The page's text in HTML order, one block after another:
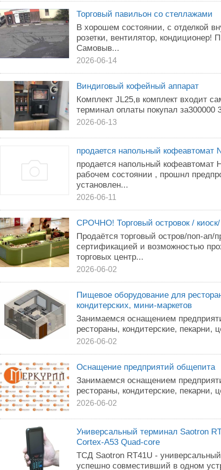
Торговый павильон со стеллажами
В хорошем состоянии, с отделкой
розетки, вентилятор, кондиционер!
Самовыв...
2026-06-14
Виндиговый кофейный аппарат
Комплект JL25,в комплект входит
терминал оплаты покупал за300000
2026-06-13
продается напольный кофеавтомат
продается напольный кофеавтомат
рабочем состоянии , прошнл
установлен...
2026-06-11
СРОЧНО! Торговый островок /
Продаётся торговый остров/поп-ап/
сертификацией и возможностью
торговых центр...
2026-06-02
Пищевое оборудование для
кондитерских, мини-маркетов
Занимаемся оснащением
рестораны, кондитерские, пекарни,
2026-06-02
Оснащение предприятий общепита
Занимаемся оснащением
рестораны, кондитерские, пекарни,
2026-06-02
Универсальный терминал Saotron
Cortex-A53 Quad-core
ТСД Saotron RT41U -
успешно совместивший в одном